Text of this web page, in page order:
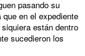
pasando su
en el expediente
están dentro
sucedieron los